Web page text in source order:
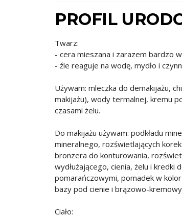
PROFIL
Twarz:
- cera mieszana i zarazem bardzo
- źle reaguje na wodę, mydło i
Używam: mleczka do demakijażu,
makijażu), wody termalnej, kremu
czasami żelu.
Do makijażu używam: podkładu
mineralnego, rozświetlających
bronzera do konturowania,
wydłużającego, cienia, żelu i
pomarańczowymi, pomadek w
bazy pod cienie i brązowo-
Ciało: